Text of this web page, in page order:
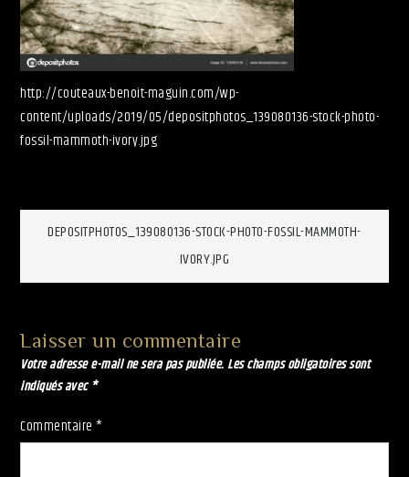
http://couteaux-benoit-maguin.com/wp-
content/uploads/2019/05/depositphotos_139080136-stock-photo-
fossil-mammoth-ivory.jpg
Navigation
de
l’article
DEPOSITPHOTOS_139080136-STOCK-PHOTO-FOSSIL-MAMMOTH-
IVORY.JPG
Laisser un commentaire
Votre adresse e-mail ne sera pas publiée. Les champs obligatoires sont
indiqués avec*
Commentaire*